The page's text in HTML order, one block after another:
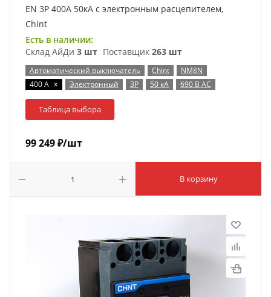
EN 3P 400А 50кА с электронным расцепителем,
Chint
Есть в наличии:
Склад АйДи 3 шт Поставщик 263 шт
Автоматический выключатель Chint
NM8N
400 А x Электронный 3P 50 кА 690 В AC
Таблица выбора
99 249₽/шт
В корзину